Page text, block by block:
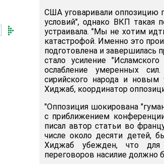
США уговаривали оппозицию
условий", однако ВКП такая
устраивала. "Мы не хотим
катастрофой. Именно это
подготовлена и завершилась
стало усиление
ослабление умеренных
сирийского народа и
Хиджаб, координатор
"Оппозиция шокирована
с приближением
писал автор статьи во
числе около десяти детей,
Хиджаб убежден, что для
переговоров насилие должно